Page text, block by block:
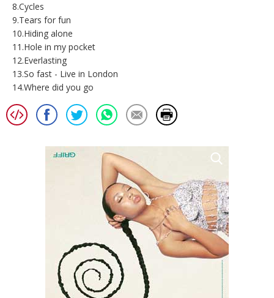
8.Cycles
9.Tears for fun
10.Hiding alone
11.Hole in my pocket
12.Everlasting
13.So fast - Live in London
14.Where did you go